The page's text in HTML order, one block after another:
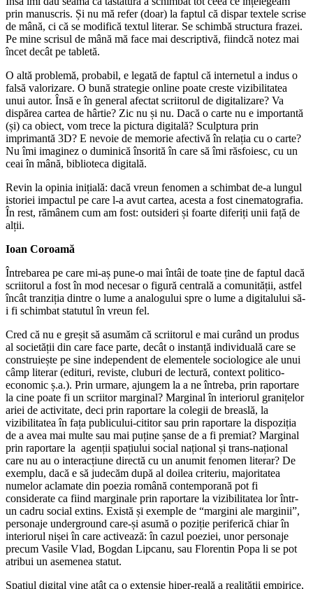
prin manuscris. Și nu mă refer (doar) la faptul că dispar textele scrise
de mână, ci că se modifică textul literar. Se schimbă structura frazei.
Pe mine scrisul de mână mă face mai descriptivă, fiindcă notez mai
încet decât pe tabletă.
O altă problemă, probabil, e legată de faptul că internetul a indus o
falsă valorizare. O bună strategie online poate creste vizibilitatea
unui autor. Însă e în general afectat scriitorul de digitalizare? Va
dispărea cartea de hârtie? Zic nu și nu. Dacă o carte nu e importantă
(și) ca obiect, vom trece la pictura digitală? Sculptura prin
imprimantă 3D? E nevoie de memorie afectivă în relația cu o carte?
Nu îmi imaginez o duminică însorită în care să îmi răsfoiesc, cu un
ceai în mână, biblioteca digitală.
Revin la opinia inițială: dacă vreun fenomen a schimbat de-a lungul
istoriei impactul pe care l-a avut cartea, acesta a fost cinematografia.
În rest, rămânem cum am fost: outsideri și foarte diferiți unii față de
alții.
Ioan Coroamă
Întrebarea pe care mi-aș pune-o mai întâi de toate ține de faptul dacă
scriitorul a fost în mod necesar o figură centrală a comunității, astfel
încât tranziția dintre o lume a analogului spre o lume a digitalului să-
i fi schimbat statutul în vreun fel.
Cred că nu e greșit să asumăm că scriitorul e mai curând un produs
al societății din care face parte, decât o instanță individuală care se
construiește pe sine independent de elementele sociologice ale unui
câmp literar (edituri, reviste, cluburi de lectură, context politico-
economic ș.a.). Prin urmare, ajungem la a ne întreba, prin raportare
la cine poate fi un scriitor marginal? Marginal în interiorul granițelor
ariei de activitate, deci prin raportare la colegii de breaslă, la
vizibilitatea în fața publicului-cititor sau prin raportare la dispoziția
de a avea mai multe sau mai puține șanse de a fi premiat? Marginal
prin raportare la agenții spațiului social național și trans-național
care nu au o interacțiune directă cu un anumit fenomen literar? De
exemplu, dacă e să judecăm după al doilea criteriu, majoritatea
numelor aclamate din poezia română contemporană pot fi
considerate ca fiind marginale prin raportare la vizibilitatea lor într-
un cadru social extins. Există și exemple de “margini ale marginii”,
personaje underground care-și asumă o poziție periferică chiar în
interiorul nișei în care activează: în cazul poeziei, unor personaje
precum Vasile Vlad, Bogdan Lipcanu, sau Florentin Popa li se pot
atribui un asemenea statut.
Spațiul digital vine atât ca o extensie hiper-reală a realității empirice,